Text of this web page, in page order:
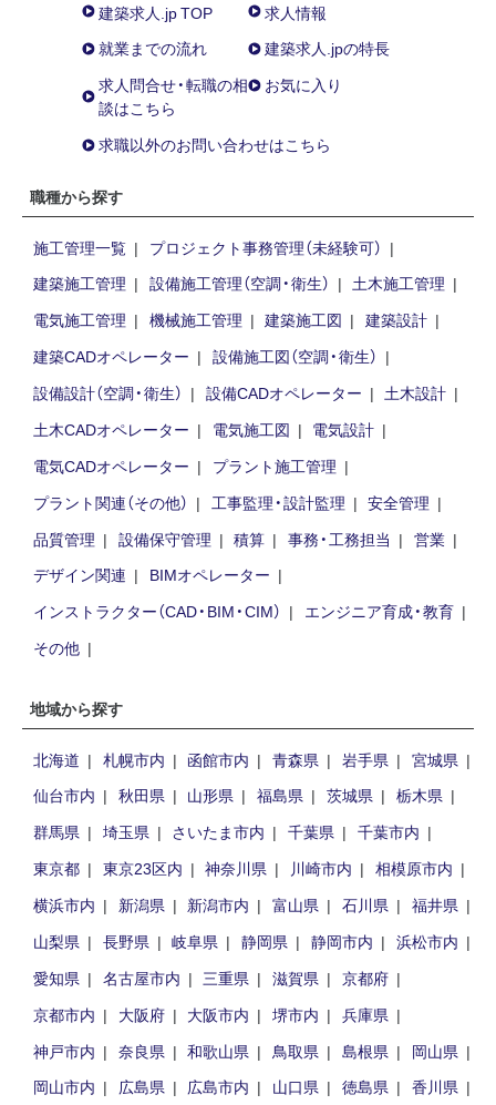
建築求人.jp TOP
求人情報
就業までの流れ
建築求人.jpの特長
求人問合せ・転職の相
談はこちら
お気に入り
求職以外のお問い合わせはこちら
職種から探す
施工管理一覧
プロジェクト事務管理（未経験可）
建築施工管理
設備施工管理（空調・衛生）
土木施工管理
電気施工管理
機械施工管理 建築施工図
建築設計
建築CADオペレーター
設備施工図（空調・衛生）
設備設計（空調・衛生）
設備CADオペレーター
土木設計
土木CADオペレーター
電気施工図
電気設計
電気CADオペレーター
プラント施工管理
プラント関連（その他）
工事監理・設計監理
安全管理
品質管理
設備保守管理 積算 事務・工務担当
営業
デザイン関連
BIMオペレーター
インストラクター（CAD・BIM・CIM）
エンジニア育成・教育
その他
地域から探す
北海道 札幌市内 函館市内 青森県 岩手県
宮城県
仙台市内
秋田県 山形県 福島県 茨城県
栃木県
群馬県
埼玉県 さいたま市内 千葉県
千葉市内
東京都
東京23区内 神奈川県 川崎市内
相模原市内
横浜市内
新潟県 新潟市内 富山県 石川県
福井県
山梨県
長野県 岐阜県 静岡県 静岡市内
浜松市内
愛知県
名古屋市内 三重県 滋賀県
京都府
京都市内
大阪府 大阪市内 堺市内
兵庫県
神戸市内
奈良県 和歌山県 鳥取県 島根県
岡山県
岡山市内
広島県 広島市内 山口県 徳島県
香川県